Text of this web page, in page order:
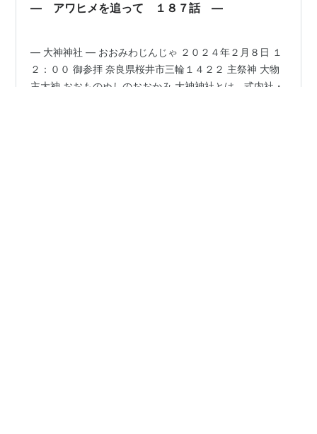
― アワヒメを追って １８７話 ―